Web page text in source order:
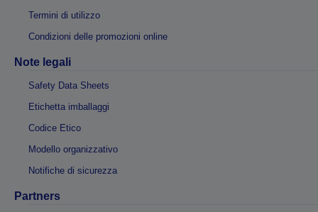
Termini di utilizzo
Condizioni delle promozioni online
Note legali
Safety Data Sheets
Etichetta imballaggi
Codice Etico
Modello organizzativo
Notifiche di sicurezza
Partners